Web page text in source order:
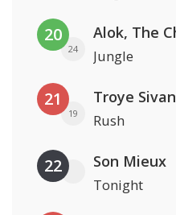
20
24 Jungle
21
19
Troye Sivan
Rush
22 Son Mieux
Tonight